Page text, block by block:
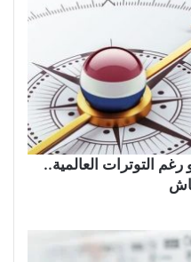
رغم التوترات العالمية..